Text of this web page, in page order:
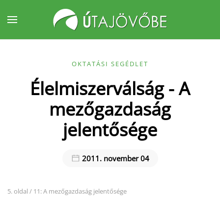
Fő tartalom átugrása
OKTATÁSI SEGÉDLET
Élelmiszerválság - A
mezőgazdaság
jelentősége
2011. november 04
5. oldal / 11: A mezőgazdaság jelentősége